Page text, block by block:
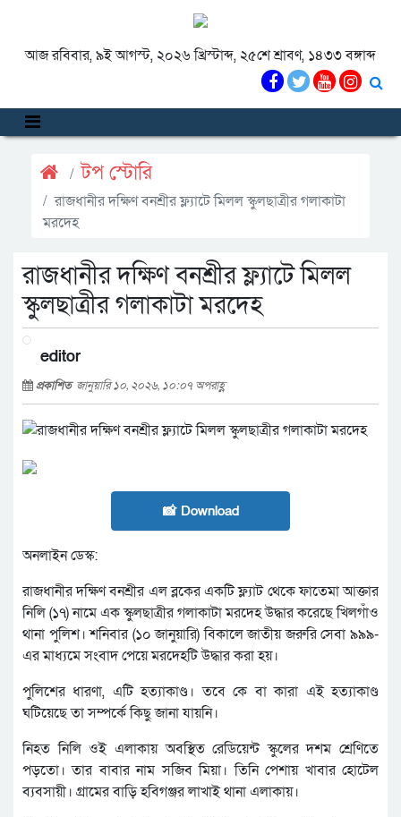
আজ রবিবার, ৯ই আগস্ট, ২০২৬ খ্রিস্টাব্দ, ২৫শে শ্রাবণ, ১৪৩৩ বঙ্গাব্দ
টপ স্টোরি
রাজধানীর দক্ষিণ বনশ্রীর ফ্ল্যাটে মিলল স্কুলছাত্রীর গলাকাটা
মরদেহ
রাজধানীর দক্ষিণ বনশ্রীর ফ্ল্যাটে মিলল
স্কুলছাত্রীর গলাকাটা মরদেহ
editor
প্রকাশিত জানুয়ারি ১০, ২০২৬, ১০:০৭ অপরাহ্ণ
📸 Download
অনলাইন ডেস্ক:
রাজধানীর দক্ষিণ বনশ্রীর এল ব্লকের একটি ফ্ল্যাট থেকে ফাতেমা আক্তার
নিলি (১৭) নামে এক স্কুলছাত্রীর গলাকাটা মরদেহ উদ্ধার করেছে খিলগাঁও
থানা পুলিশ। শনিবার (১০ জানুয়ারি) বিকালে জাতীয় জরুরি সেবা ৯৯৯-
এর মাধ্যমে সংবাদ পেয়ে মরদেহটি উদ্ধার করা হয়।
পুলিশের ধারণা, এটি হত্যাকাণ্ড। তবে কে বা কারা এই হত্যাকাণ্ড
ঘটিয়েছে তা সম্পর্কে কিছু জানা যায়নি।
নিহত নিলি ওই এলাকায় অবস্থিত রেডিয়েন্ট স্কুলের দশম শ্রেণিতে
পড়তো। তার বাবার নাম সজিব মিয়া। তিনি পেশায় খাবার হোটেল
ব্যবসায়ী। গ্রামের বাড়ি হবিগঞ্জর লাখাই থানা এলাকায়।